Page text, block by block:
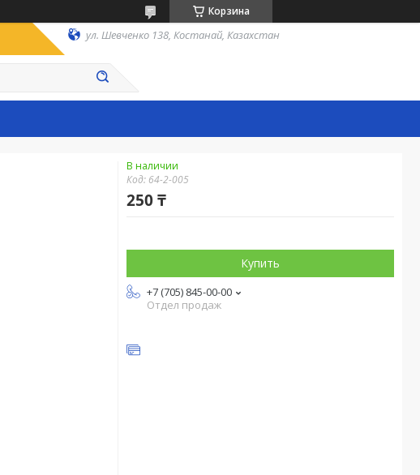
Корзина
ул. Шевченко 138, Костанай, Казахстан
В наличии
Код: 64-2-005
250 ₸
Купить
+7 (705) 845-00-00
Отдел продаж